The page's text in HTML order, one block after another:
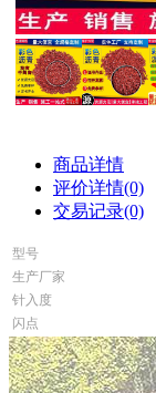
商品详情
评价详情(0)
交易记录(0)
型号
生产厂家
针入度
闪点